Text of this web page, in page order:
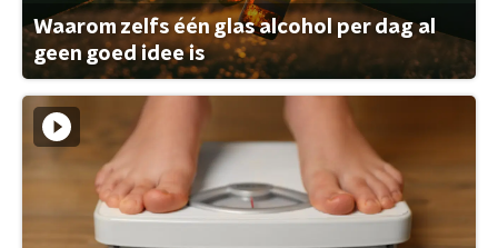
Waarom zelfs één glas alcohol per dag al
geen goed idee is